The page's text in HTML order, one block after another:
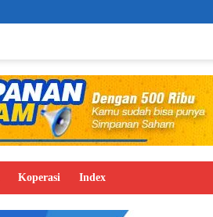
Demak
Koperasi Index